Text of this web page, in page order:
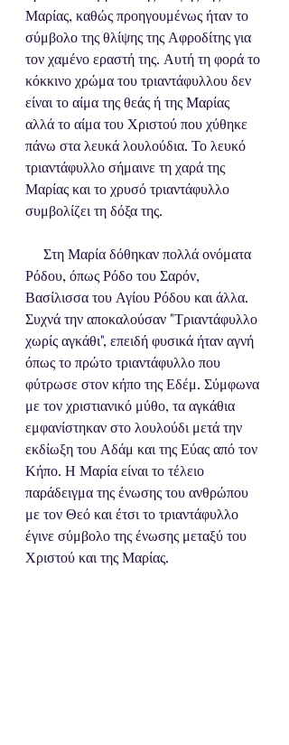
Μαρίας, καθώς προηγουμένως ήταν το
σύμβολο της θλίψης της Αφροδίτης για
τον χαμένο εραστή της. Αυτή τη φορά το
κόκκινο χρώμα του τριαντάφυλλου δεν
είναι το αίμα της θεάς ή της Μαρίας
αλλά το αίμα του Χριστού που χύθηκε
πάνω στα λευκά λουλούδια. Το λευκό
τριαντάφυλλο σήμαινε τη χαρά της
Μαρίας και το χρυσό τριαντάφυλλο
συμβολίζει τη δόξα της.
Ρόδου, όπως Ρόδο του Σαρόν,
Βασίλισσα του Αγίου Ρόδου και άλλα.
Συχνά την αποκαλούσαν "Τριαντάφυλλο
χωρίς αγκάθι", επειδή φυσικά ήταν αγνή
όπως το πρώτο τριαντάφυλλο που
φύτρωσε στον κήπο της Εδέμ. Σύμφωνα
με τον χριστιανικό μύθο, τα αγκάθια
εμφανίστηκαν στο λουλούδι μετά την
εκδίωξη του Αδάμ και της Εύας από τον
Κήπο. Η Μαρία είναι το τέλειο
παράδειγμα της ένωσης του ανθρώπου
με τον Θεό και έτσι το τριαντάφυλλο
έγινε σύμβολο της ένωσης μεταξύ του
Χριστού και της Μαρίας.